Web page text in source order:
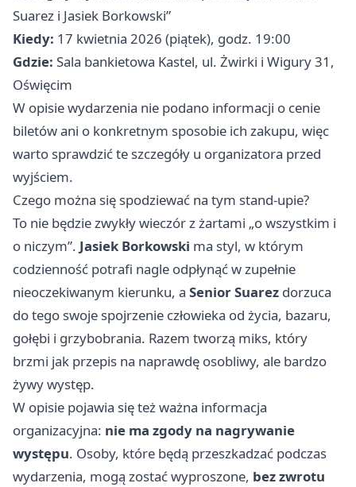
Suarez i Jasiek Borkowski”
Kiedy: 17 kwietnia 2026 (piątek), godz. 19:00
Gdzie: Sala bankietowa Kastel, ul. Żwirki i Wigury 31,
Oświęcim
W opisie wydarzenia nie podano informacji o cenie
biletów ani o konkretnym sposobie ich zakupu, więc
warto sprawdzić te szczegóły u organizatora przed
wyjściem.
Czego można się spodziewać na tym stand-upie?
To nie będzie zwykły wieczór z żartami „o wszystkim i
o niczym”. Jasiek Borkowski ma styl, w którym
codzienność potrafi nagle odpłynąć w zupełnie
nieoczekiwanym kierunku, a Senior Suarez dorzuca
do tego swoje spojrzenie człowieka od życia, bazaru,
gołębi i grzybobrania. Razem tworzą miks, który
brzmi jak przepis na naprawdę osobliwy, ale bardzo
żywy występ.
W opisie pojawia się też ważna informacja
organizacyjna: nie ma zgody na nagrywanie
występu. Osoby, które będą przeszkadzać podczas
wydarzenia, mogą zostać wyproszone, bez zwrotu